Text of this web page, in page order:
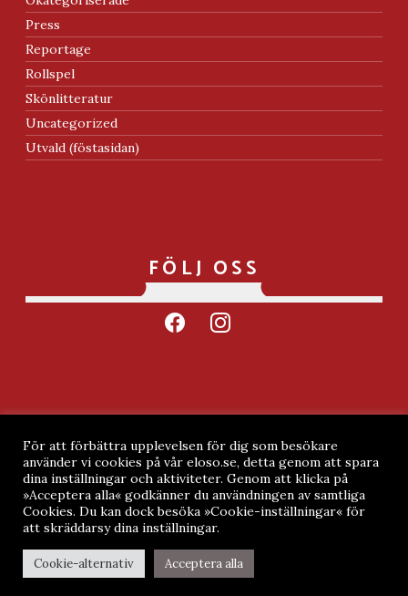
Press
Reportage
Rollspel
Skönlitteratur
Uncategorized
Utvald (föstasidan)
FÖLJ OSS
facebookinstagram
Integritetspolicy
Köpvillkor
För att förbättra upplevelsen för dig som besökare
använder vi cookies på vår eloso.se, detta genom att spara
dina inställningar och aktiviteter. Genom att klicka på
»Acceptera alla« godkänner du användningen av samtliga
Cookies. Du kan dock besöka »Cookie-inställningar« för
att skräddarsy dina inställningar.
Cookie-alternativ Acceptera alla